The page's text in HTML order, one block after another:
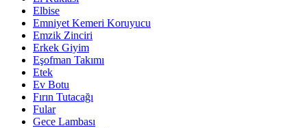
Elbise
Emniyet Kemeri Koruyucu
Emzik Zinciri
Erkek Giyim
Eşofman Takımı
Etek
Ev Botu
Fırın Tutacağı
Fular
Gece Lambası